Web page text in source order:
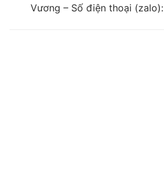
Vương – Số điện thoại (zalo):